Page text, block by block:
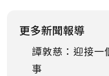
更多新聞報導
譚敦慈：迎接一
事